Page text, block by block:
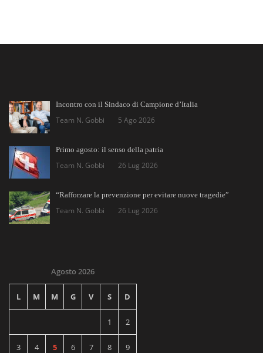
Incontro con il Sindaco di Campione d’Italia
Team N. Gobbi 5 Ago 2026
Primo agosto: il senso della patria
Team N. Gobbi 26 Lug 2026
“Rafforzare la prevenzione per evitare nuove tragedie”
Team N. Gobbi 26 Lug 2026
Agosto 2026
L M M G V S D
1 2
3 4 5 6 7 8 9